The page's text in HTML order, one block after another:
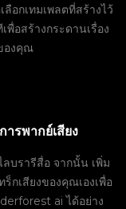
อกเทมเพลตที่สร้างไว้
อสร้างกระดานเรื่อง
องคุณ
รพากย์เสียง
บรารีสื่อ จากนั้น เพิ่ม
กเสียงของคุณเองเพื่อ
ai ได้อย่าง